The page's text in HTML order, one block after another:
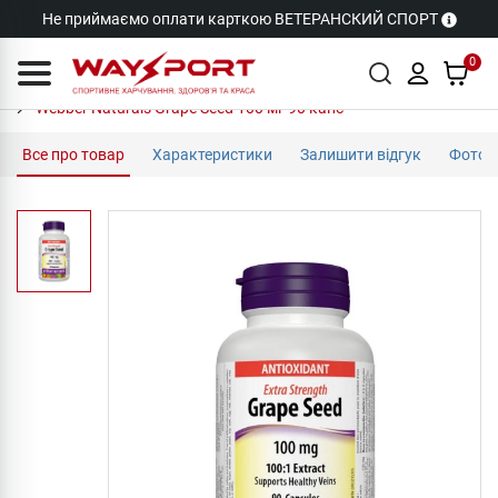
Не приймаємо оплати карткою ВЕТЕРАНСКИЙ СПОРТ
0
Webber Naturals Grape Seed 100 мг 90 капс
Все про товар Характеристики Залишити відгук Фото